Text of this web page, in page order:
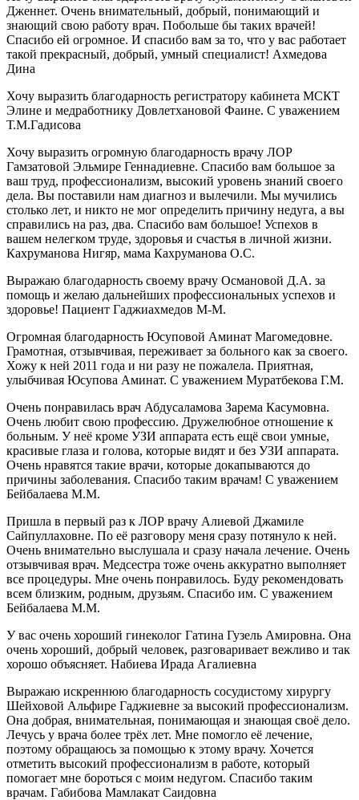
Дженнет. Очень внимательный, добрый, понимающий и
знающий свою работу врач. Побольше бы таких врачей!
Спасибо ей огромное. И спасибо вам за то, что у вас работает
такой прекрасный, добрый, умный специалист! Ахмедова
Дина
Хочу выразить благодарность регистратору кабинета МСКТ
Элине и медработнику Довлетхановой Фаине. С уважением
Т.М.Гадисова
Хочу выразить огромную благодарность врачу ЛОР
Гамзатовой Эльмире Геннадиевне. Спасибо вам большое за
ваш труд, профессионализм, высокий уровень знаний своего
дела. Вы поставили нам диагноз и вылечили. Мы мучились
столько лет, и никто не мог определить причину недуга, а вы
справились на раз, два. Спасибо вам большое! Успехов в
вашем нелегком труде, здоровья и счастья в личной жизни.
Кахруманова Нигяр, мама Кахруманова О.С.
Выражаю благодарность своему врачу Османовой Д.А. за
помощь и желаю дальнейших профессиональных успехов и
здоровье! Пациент Гаджиахмедов М-М.
Огромная благодарность Юсуповой Аминат Магомедовне.
Грамотная, отзывчивая, переживает за больного как за своего.
Хожу к ней 2011 года и ни разу не пожалела. Приятная,
улыбчивая Юсупова Аминат. С уважением Муратбекова Г.М.
Очень понравилась врач Абдусаламова Зарема Касумовна.
Очень любит свою профессию. Дружелюбное отношение к
больным. У неё кроме УЗИ аппарата есть ещё свои умные,
красивые глаза и голова, которые видят и без УЗИ аппарата.
Очень нравятся такие врачи, которые докапываются до
причины заболевания. Спасибо таким врачам! С уважением
Бейбалаева М.М.
Пришла в первый раз к ЛОР врачу Алиевой Джамиле
Сайпуллаховне. По её разговору меня сразу потянуло к ней.
Очень внимательно выслушала и сразу начала лечение. Очень
отзывчивая врач. Медсестра тоже очень аккуратно выполняет
все процедуры. Мне очень понравилось. Буду рекомендовать
всем близким, родным, друзьям. Спасибо им. С уважением
Бейбалаева М.М.
У вас очень хороший гинеколог Гатина Гузель Амировна. Она
очень хороший, добрый человек, разговаривает вежливо и так
хорошо объясняет. Набиева Ирада Агалиевна
Выражаю искреннюю благодарность сосудистому хирургу
Шейховой Альфире Гаджиевне за высокий профессионализм.
Она добрая, внимательная, понимающая и знающая своё дело.
Лечусь у врача более трёх лет. Мне помогло её лечение,
поэтому обращаюсь за помощью к этому врачу. Хочется
отметить высокий профессионализм в работе, который
помогает мне бороться с моим недугом. Спасибо таким
врачам. Габибова Мамлакат Саидовна